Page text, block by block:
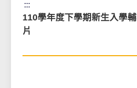
:::
110學年度下學期新生入學
片